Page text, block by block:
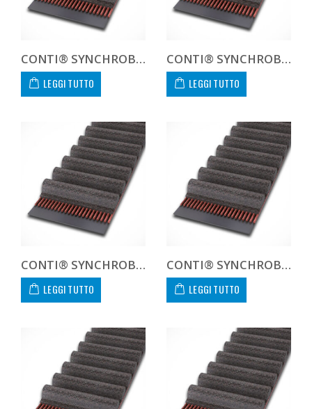
CONTI® SYNCHROBELT HTD8101620
LEGGI TUTTO
CONTI® SYNCHROBELT HTD8101630
LEGGI TUTTO
CONTI® SYNCHROBELT HTD8101650
LEGGI TUTTO
CONTI® SYNCHROBELT HTD8101685
LEGGI TUTTO